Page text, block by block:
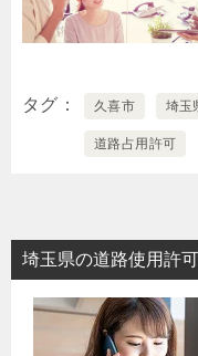
タグ 久喜市 埼玉
道路占用許可
埼玉県の道路使用許